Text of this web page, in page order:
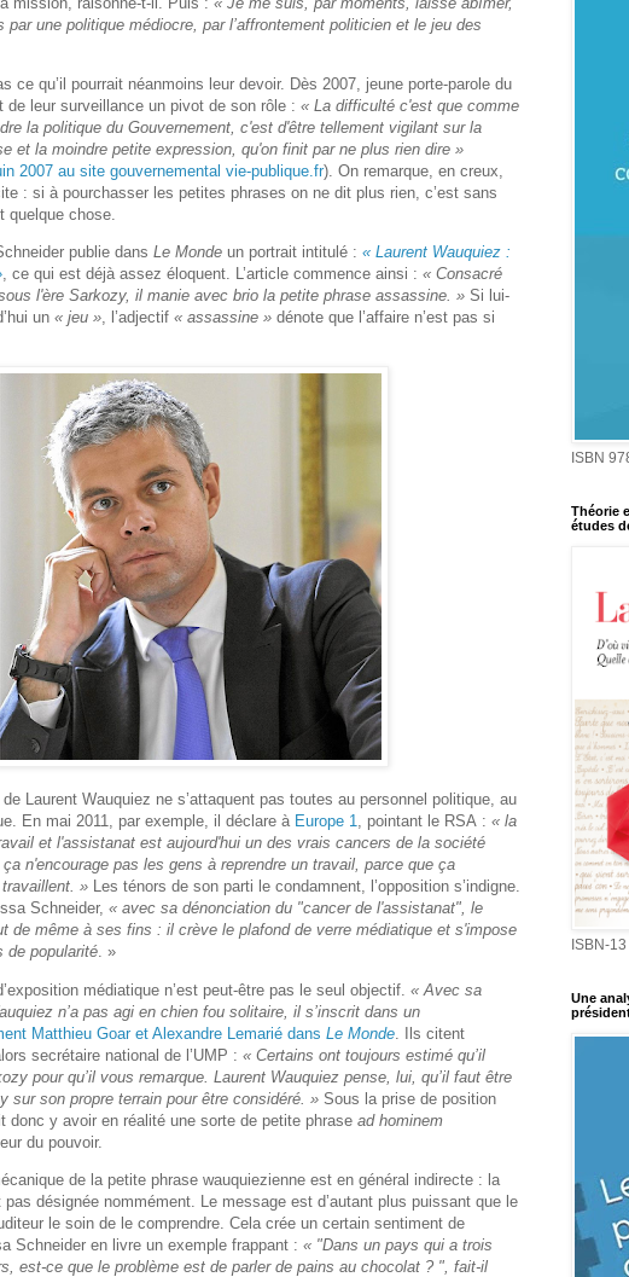
par une politique médiocre, par l’affrontement politicien et le jeu des
ce qu’il pourrait néanmoins leur devoir. Dès 2007, jeune porte-parole du
de leur surveillance un pivot de son rôle : « La difficulté c'est que comme
la politique du Gouvernement, c'est d'être tellement vigilant sur la
et la moindre petite expression, qu'on finit par ne plus rien dire »
2007 au site gouvernemental vie-publique.fr). On remarque, en creux,
: si à pourchasser les petites phrases on ne dit plus rien, c’est sans
quelque chose.
publie dans Le Monde un portrait intitulé : « Laurent Wauquiez :
, ce qui est déjà assez éloquent. L’article commence ainsi : « Consacré
l'ère Sarkozy, il manie avec brio la petite phrase assassine. » Si lui-
un « jeu », l’adjectif « assassine » dénote que l’affaire n’est pas si
Laurent Wauquiez ne s’attaquent pas toutes au personnel politique, au
En mai 2011, par exemple, il déclare à Europe 1, pointant le RSA : « la
et l'assistanat est aujourd'hui un des vrais cancers de la société
n'encourage pas les gens à reprendre un travail, parce que ça
» Les ténors de son parti le condamnent, l’opposition s’indigne.
Schneider, « avec sa dénonciation du "cancer de l'assistanat", le
de même à ses fins : il crève le plafond de verre médiatique et s'impose
de popularité. »
médiatique n’est peut-être pas le seul objectif. « Avec sa
n’a pas agi en chien fou solitaire, il s’inscrit dans un
Matthieu Goar et Alexandre Lemarié dans Le Monde . Ils citent
secrétaire national de l’UMP : « Certains ont toujours estimé qu’il
pour qu’il vous remarque. Laurent Wauquiez pense, lui, qu’il faut être
sur son propre terrain pour être considéré. » Sous la prise de position
donc y avoir en réalité une sorte de petite phrase ad hominem
du pouvoir.
de la petite phrase wauquiezienne est en général indirecte : la
pas désignée nommément. Le message est d’autant plus puissant que le
le soin de le comprendre. Cela crée un certain sentiment de
Schneider en livre un exemple frappant : « "Dans un pays qui a trois
est-ce que le problème est de parler de pains au chocolat ? ", fait-il
ISBN
Théorie
études
ISBN-
Une